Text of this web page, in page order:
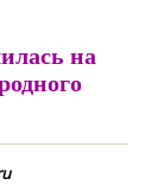
на